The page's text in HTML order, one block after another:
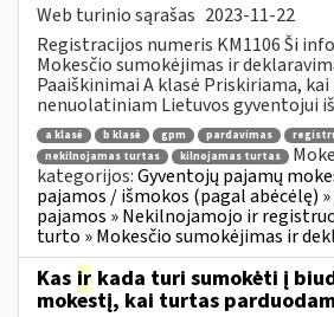
Web turinio sąrašas 2023-11-22
Registracijos numeris KM1106 Ši
Mokesčio sumokėjimas ir
Paaiškinimai A klasė Priskiriama,
nenuolatiniam Lietuvos gyventojui
a klasė b klasė gpm pardavimas
nekilnojamas turtas
kilnojamas turtas
kategorijos:Gyventojų pajamų
pajamos / išmokos (pagal abėcėlę)
pajamos » Nekilnojamojo ir
turto » Mokesčio sumokėjimas ir
Kas ir kada turi sumokėti į
mokestį, kai turtas